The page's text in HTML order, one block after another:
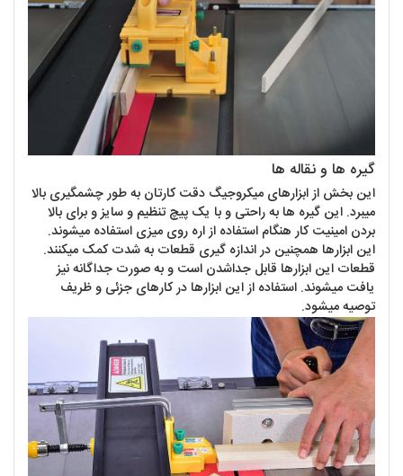
گیره ها و نقاله ها
این بخش از ابزارهای میکروجیگ دقت کارتان به طور چشمگیری بالا
میبرد. این گیره ها به راحتی و با یک پیچ تنظیم و سایز و برای بالا
بردن امینیت کار هنگام استفاده از اره روی میزی استفاده میشوند.
این ابزارها همچنین در اندازه گیری قطعات به شدت کمک میکنند.
قطعات این ابزارها قابل جداشدن است و به صورت جداگانه نیز
یافت میشوند. استفاده از این ابزارها در کارهای جزئی و ظریف
توصیه میشود.